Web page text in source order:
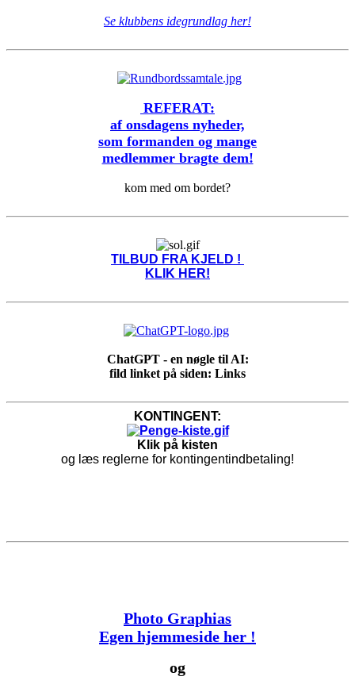
Se klubbens idegrundlag her!
REFERAT:
af onsdagens nyheder,
som formanden og mange
medlemmer bragte dem!
kom med om bordet?
TILBUD FRA KJELD !
KLIK HER!
ChatGPT - en nøgle til AI:
fild linket på siden: Links
KONTINGENT:
Klik på kisten
og læs reglerne for kontingentindbetaling!
Photo Graphias
Egen hjemmeside her !
og